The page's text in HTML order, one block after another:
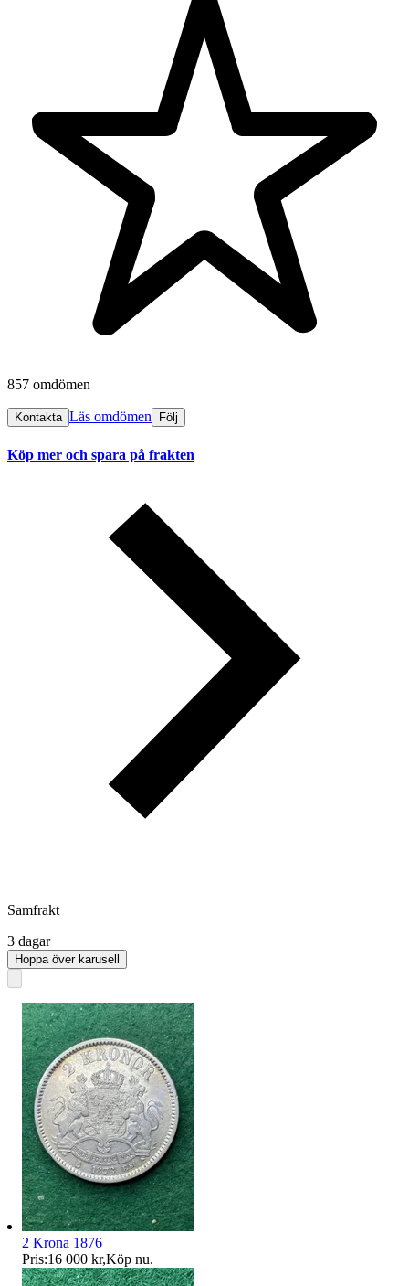
857 omdömen
Kontakta Läs omdömen Följ
Köp mer och spara på frakten
Samfrakt
3 dagar
Hoppa över karusell
2 Krona 1876
Pris:16 000 kr,Köp nu.